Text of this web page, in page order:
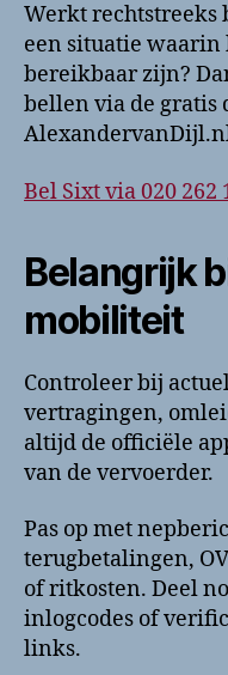
Werkt rechtstreeks
een situatie waarin
bereikbaar zijn?
bellen via de gratis
Bel Sixt via 020 262
Belangrijk
mobiliteit
Controleer bij
vertragingen,
altijd de officiële
van de vervoerder.
Pas op met
terugbetalingen,
of ritkosten. Deel
inlogcodes of
links.